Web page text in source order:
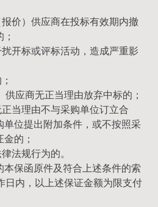
价）供应商在投标有效期内撤
开标或评标活动，造成严重影
应商无正当理由放弃中标的；
当理由不与采购单位订立合
单位提出附加条件，或不按照采
的；
法规行为的。
保函原件及符合上述条件的索
日内，以上述保证金额为限支付